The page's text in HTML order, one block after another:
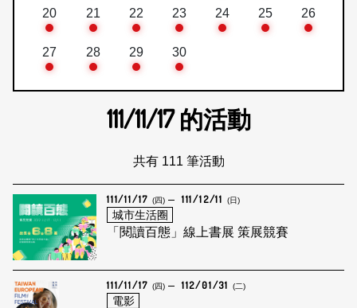
20 21 22 23 24 25 26
27 28 29 30
111/11/17的活動
共有 111 筆活動
111/11/17 (四) 111/12/11 (日)
城市生活圈
「閱讀百態」線上書展 策展競賽
111/11/17 (四) 112/01/31 (二)
電影